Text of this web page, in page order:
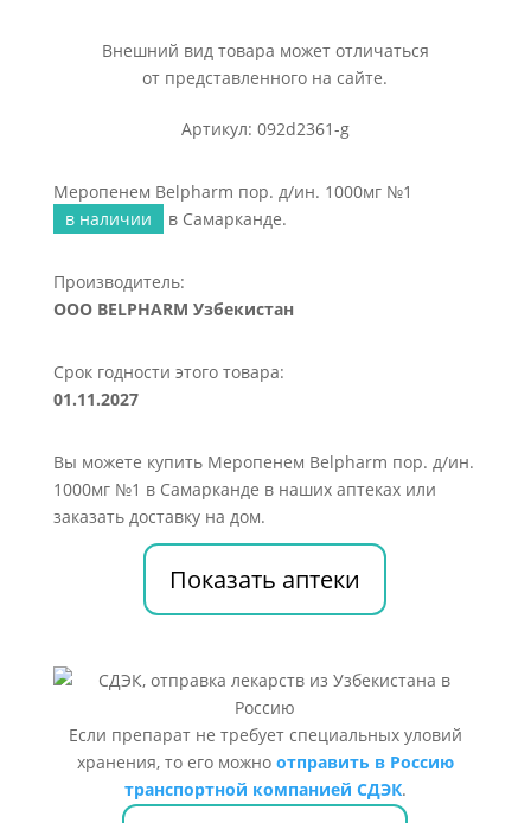
Внешний вид товара может отличаться
от представленного на сайте.
Артикул: 092d2361-g
Меропенем Belpharm пор. д/ин. 1000мг №1
в наличии
в Самарканде.
Производитель:
OOO BELPHARM Узбекистан
Срок годности этого товара:
01.11.2027
Вы можете купить Меропенем Belpharm пор. д/ин.
1000мг №1 в Самарканде в наших аптеках или
заказать доставку на дом.
Показать аптеки
Если препарат не требует специальных уловий
хранения, то его можно отправить в Россию
транспортной компанией СДЭК.